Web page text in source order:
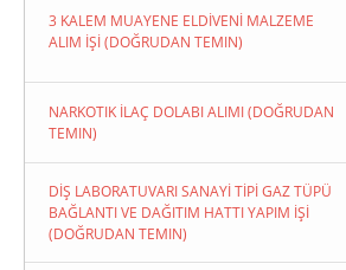
3 KALEM MUAYENE ELDİVENİ MALZEME
ALIM İŞİ (DOĞRUDAN TEMIN)
NARKOTIK İLAÇ DOLABI ALIMI (DOĞRUDAN
TEMIN)
DİŞ LABORATUVARI SANAYİ TİPİ GAZ TÜPÜ
BAĞLANTI VE DAĞITIM HATTI YAPIM İŞİ
(DOĞRUDAN TEMIN)